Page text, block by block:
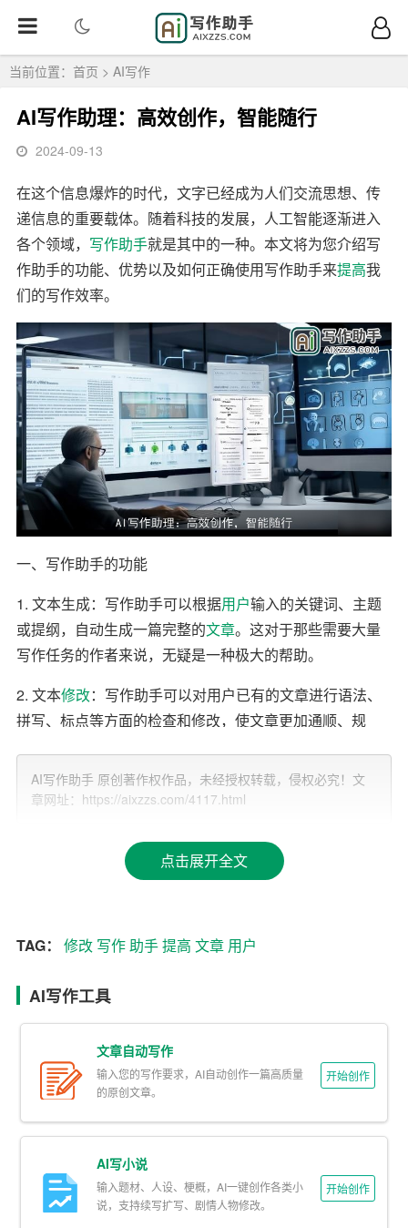
当前位置： 首页 > AI写作
AI写作助理：高效创作，智能随行
2024-09-13
在这个信息爆炸的时代，文字已经成为人们交流思想、传
递信息的重要载体。随着科技的发展，人工智能逐渐进入
各个领域， 写作助手就是其中的一种。本文将为您介绍写
作助手的功能、优势以及如何正确使用写作助手来提高我
们的写作效率。
一、写作助手的功能
1. 文本生成：写作助手可以根据用户输入的关键词、主题
或提纲，自动生成一篇完整的文章。这对于那些需要大量
写作任务的作者来说，无疑是一种极大的帮助。
2. 文本修改：写作助手可以对用户已有的文章进行语法、
拼写、标点等方面的检查和修改，使文章更加通顺、规
3. 写作建议：写作助手可以根据用户的需求，提供相应的
写作建议，如文章结构、论述方式等，帮助用户提高写作
4. 灵感激发：写作助手可以为目标用户提供灵感，如文章
5. 知识查询：写作助手可以快速准确地帮助用户查找相关
二、写作助手的优势
1. 提高写作效率：写作助手可以自动生成文章，节省了用
户的时间和精力。同时，写作助手还可以提供写作建议和
灵感，让用户在写作过程中更加顺畅。
2. 提高文章质量：写作助手可以对用户的文章进行修改和
检查，确保文章的语法、拼写、标点等规范。此外，写作
助手还可以提供专业的写作建议，帮助用户提高写作水
平。
AI写作助手 原创著作权作品，未经授权转载，侵权必究！文
章网址：https://aixzzs.com/4117.html
点击展开全文
TAG： 修改 写作助手提高 文章 用户
AI写作工具
文章自动写作
输入您的写作要求，AI自动创作一篇高质量
的原创文章。
开始创作
AI写小说
输入题材、人设、梗概，AI一键创作各类小
说，支持续写扩写、剧情人物修改。
开始创作